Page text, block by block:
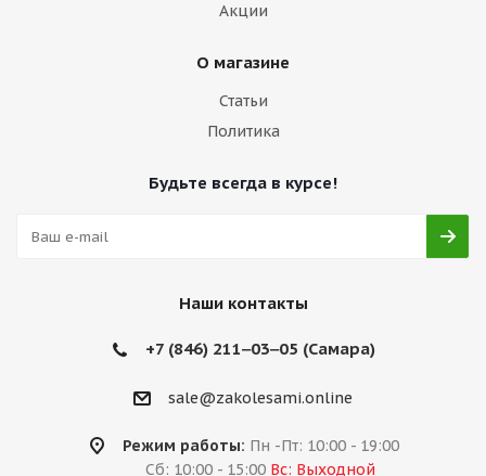
Акции
О магазине
Статьи
Политика
Будьте всегда в курсе!
Наши контакты
+7 (846) 211‒03‒05 (Самара)
sale@zakolesami.online
Режим работы: Пн -Пт: 10:00 - 19:00
Сб: 10:00 - 15:00 Вс: Выходной